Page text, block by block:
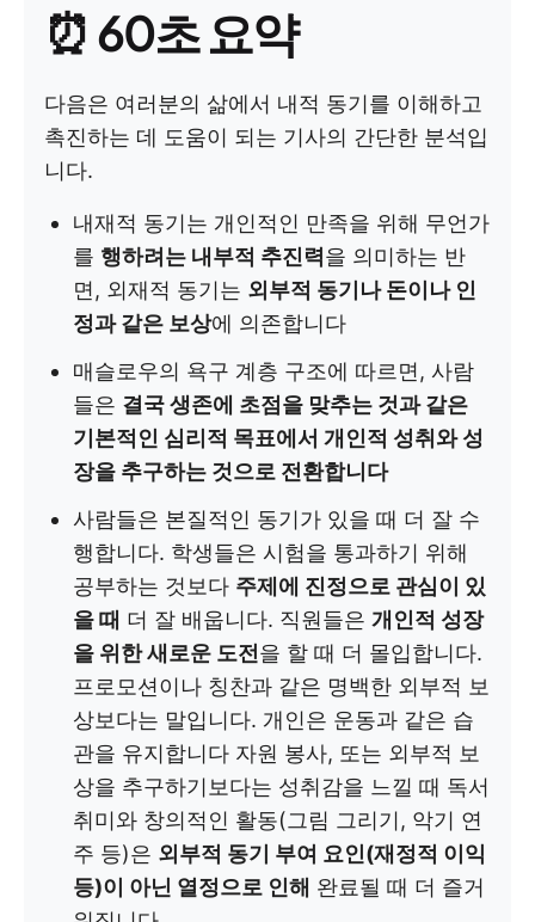
⏰ 60초 요약
다음은 여러분의 삶에서 내적 동기를 이해하고
촉진하는 데 도움이 되는 기사의 간단한 분석입
니다.
내재적 동기는 개인적인 만족을 위해 무언가
를 행하려는 내부적 추진력 을 의미하는 반
면, 외재적 동기는 외부적 동기나 돈이나 인
정과 같은 보상에 의존합니다
매슬로우의 욕구 계층 구조에 따르면, 사람
들은 결국 생존에 초점을 맞추는 것과 같은
기본적인 심리적 목표에서 개인적 성취와 성
장을 추구하는 것으로 전환합니다
사람들은 본질적인 동기가 있을 때 더 잘 수
행합니다. 학생들은 시험을 통과하기 위해
공부하는 것보다 주제에 진정으로 관심이 있
을 때 더 잘 배웁니다. 직원들은 개인적 성장
을 위한 새로운 도전 을 할 때 더 몰입합니다.
프로모션이나 칭찬과 같은 명백한 외부적 보
상보다는 말입니다. 개인은 운동과 같은 습
관을 유지합니다 자원 봉사, 또는 외부적 보
상을 추구하기보다는 성취감을 느낄 때 독서
취미와 창의적인 활동(그림 그리기, 악기 연
주 등)은 외부적 동기 부여 요인(재정적 이익
등)이 아닌 열정으로 인해 완료될 때 더 즐거